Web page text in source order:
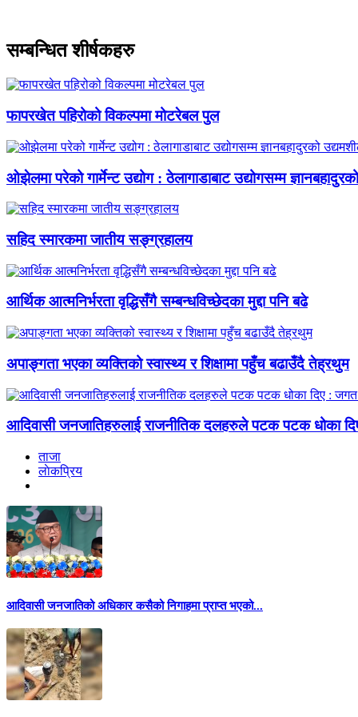
सम्बन्धित शीर्षकहरु
फापरखेत पहिरोको विकल्पमा मोटरेबल पुल
ओझेलमा परेको गार्मेन्ट उद्योग : ठेलागाडाबाट उद्योगसम्म
सहिद स्मारकमा जातीय सङ्ग्रहालय
आर्थिक आत्मनिर्भरता वृद्धिसँगै सम्बन्धविच्छेदका मुद्दा पनि बढे
अपाङ्गता भएका व्यक्तिको स्वास्थ्य र शिक्षामा पहुँच बढाउँदै तेह्रथुम
आदिवासी जनजातिहरुलाई राजनीतिक दलहरुले पटक पटक धोका
ताजा
लाेकप्रिय
आदिवासी जनजातिको अधिकार कसैको निगाहमा प्राप्त भएको...